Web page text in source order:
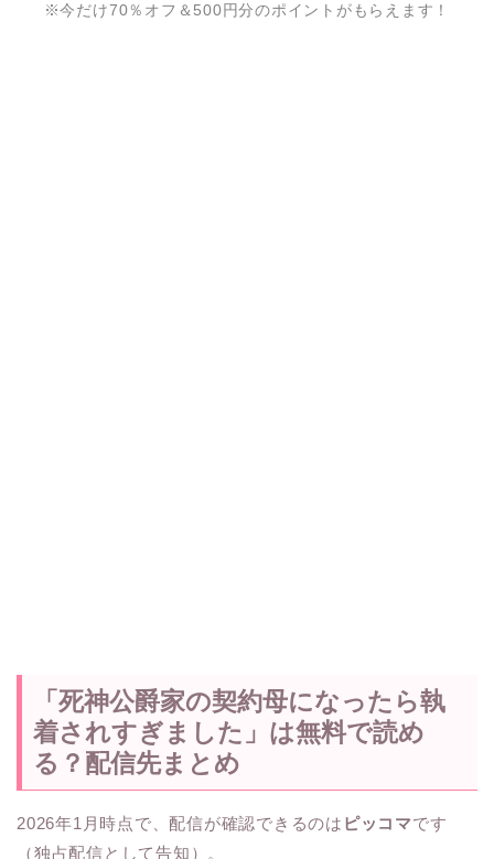
※今だけ70％オフ＆500円分のポイントがもらえます！
「死神公爵家の契約母になったら執
着されすぎました」は無料で読め
る？配信先まとめ
2026年1月時点で、配信が確認できるのは ピッコマです
（独占配信として告知）。